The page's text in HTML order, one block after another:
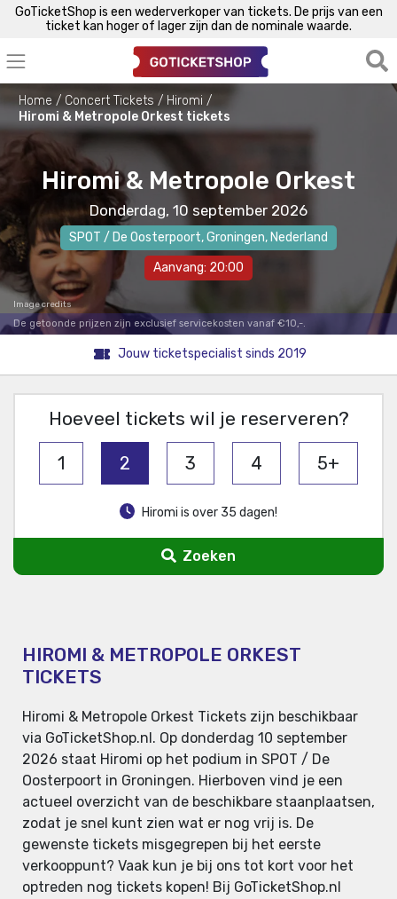
GoTicketShop is een wederverkoper van tickets. De prijs van een
ticket kan hoger of lager zijn dan de nominale waarde.
Home Concert Tickets
Hiromi
Hiromi & Metropole Orkest tickets
Hiromi & Metropole Orkest
Donderdag, 10 september 2026
SPOT / De Oosterpoort,Groningen, Nederland
Aanvang: 20:00
Image credits
De getoonde prijzen zijn exclusief servicekosten vanaf €10,-.
Jouw ticketspecialist sinds 2019
Hoeveel tickets wil je reserveren?
1 2 3 4 5+
Hiromi is over 35 dagen!
Zoeken
HIROMI & METROPOLE ORKEST
TICKETS
Hiromi & Metropole Orkest Tickets zijn beschikbaar
via GoTicketShop.nl. Op donderdag 10 september
2026 staat Hiromi op het podium in SPOT / De
Oosterpoort in Groningen. Hierboven vind je een
actueel overzicht van de beschikbare staanplaatsen,
zodat je snel kunt zien wat er nog vrij is. De
gewenste tickets misgegrepen bij het eerste
verkooppunt? Vaak kun je bij ons tot kort voor het
optreden nog tickets kopen! Bij GoTicketShop.nl